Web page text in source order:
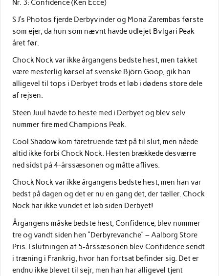
Nr. 3: Confidence (Ken Ecce)
S J’s Photos fjerde Derbyvinder og Mona Zarembas første
som ejer, da hun som nævnt havde udlejet Bvlgari Peak
året før.
Chock Nock var ikke årgangens bedste hest, men takket
være mesterlig kørsel af svenske Björn Goop, gik han
alligevel til tops i Derbyet trods et løb i dødens store dele
af rejsen.
Steen Juul havde to heste med i Derbyet og blev selv
nummer fire med Champions Peak.
Cool Shadow kom faretruende tæt på til slut, men nåede
altid ikke forbi Chock Nock. Hesten brækkede desværre
ned sidst på 4-årssæsonen og måtte aflives.
Chock Nock var ikke årgangens bedste hest, men han var
bedst på dagen og det er nu en gang det, der tæller. Chock
Nock har ikke vundet et løb siden Derbyet!
Årgangens måske bedste hest, Confidence, blev nummer
tre og vandt siden hen “Derbyrevanche” – Aalborg Store
Pris. I slutningen af 5-årssæsonen blev Confidence sendt
i træning i Frankrig, hvor han fortsat befinder sig. Det er
endnu ikke blevet til sejr, men han har alligevel tjent